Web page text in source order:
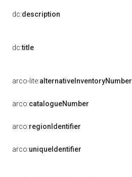
dc:description
dc:title
arco-lite:alternativeInventoryNumber
arco:catalogueNumber
arco:regionIdentifier
arco:uniqueIdentifier